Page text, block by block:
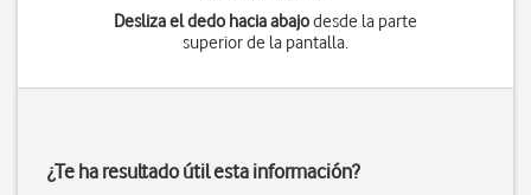
Desliza el dedo hacia abajodesde la parte
superior de la pantalla.
¿Te ha resultado útil esta información?